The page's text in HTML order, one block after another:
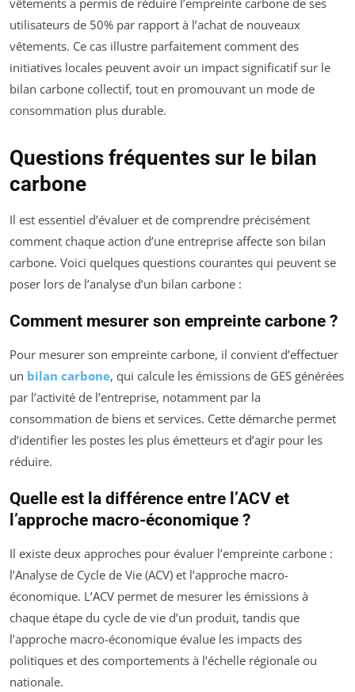
vêtements a permis de réduire l’empreinte carbone de ses
utilisateurs de 50% par rapport à l’achat de nouveaux
vêtements. Ce cas illustre parfaitement comment des
initiatives locales peuvent avoir un impact significatif sur le
bilan carbone collectif, tout en promouvant un mode de
consommation plus durable.
Questions fréquentes sur le bilan
carbone
Il est essentiel d’évaluer et de comprendre précisément
comment chaque action d’une entreprise affecte son bilan
carbone. Voici quelques questions courantes qui peuvent se
poser lors de l’analyse d’un bilan carbone :
Comment mesurer son empreinte carbone ?
Pour mesurer son empreinte carbone, il convient d’effectuer
un bilan carbone, qui calcule les émissions de GES générées
par l’activité de l’entreprise, notamment par la
consommation de biens et services. Cette démarche permet
d’identifier les postes les plus émetteurs et d’agir pour les
réduire.
Quelle est la différence entre l’ACV et
l’approche macro-économique ?
Il existe deux approches pour évaluer l’empreinte carbone :
l’Analyse de Cycle de Vie (ACV) et l’approche macro-
économique. L’ACV permet de mesurer les émissions à
chaque étape du cycle de vie d’un produit, tandis que
l’approche macro-économique évalue les impacts des
politiques et des comportements à l’échelle régionale ou
nationale.